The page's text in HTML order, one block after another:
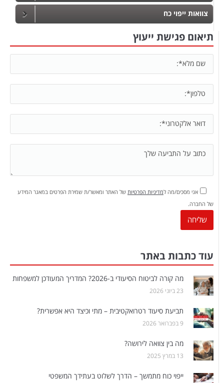
צוואות ייפוי כח
תיאום פגישת ייעוץ
אני מסכים/מה למדיניות הפרטיות של האתר ומאשר/ת שמירת הפרטים במאגר המידע
של החברה.
עוד כתבות באתר
מה קורה לביטוח הסיעודי ב-2026? המדריך המעודכן למשפחות
23 ביוני 2026
תביעת סיעוד רטרואקטיבית – מתי וכיצד היא אפשרית?
9 בפברואר 2026
מה בין צוואה לירושה?
13 במרץ 2025
ייפוי כוח מתמשך – הדרך לשלוט בעתידך המשפטי